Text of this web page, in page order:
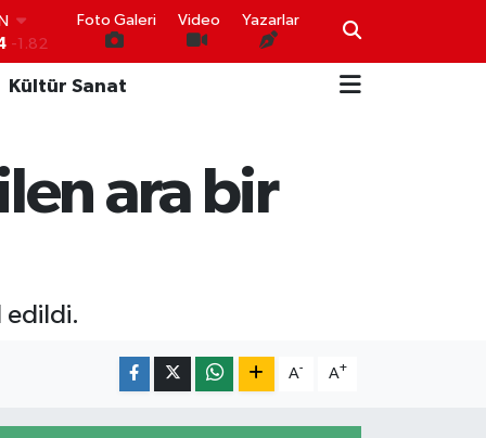
-1.82
0.02
0.18
0.19
Foto Galeri Video Yazarlar
Kültür Sanat
ara bir
edildi.
A- A+